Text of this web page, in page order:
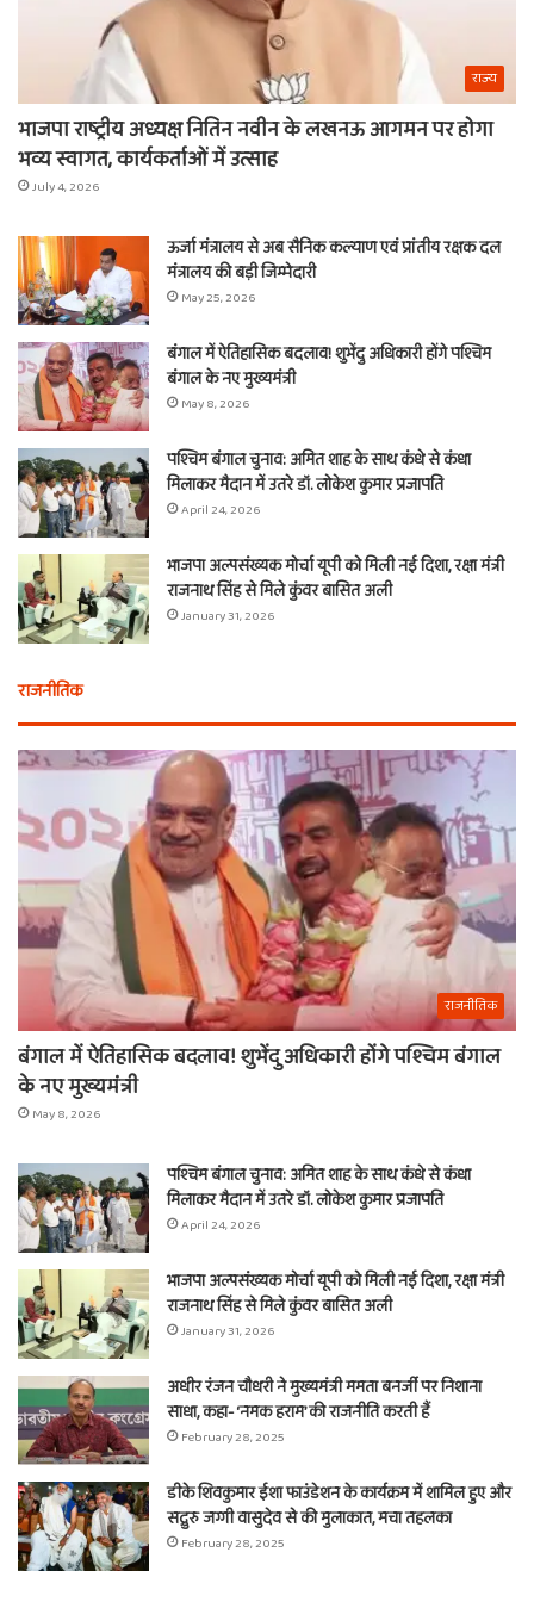
राज्य
भाजपा राष्ट्रीय अध्यक्ष नितिन नवीन के लखनऊ आगमन पर होगा
भव्य स्वागत, कार्यकर्ताओं में उत्साह
July 4, 2026
ऊर्जा मंत्रालय से अब सैनिक कल्याण एवं प्रांतीय रक्षक दल
मंत्रालय की बड़ी जिम्मेदारी
May 25, 2026
बंगाल में ऐतिहासिक बदलाव! शुभेंदु अधिकारी होंगे पश्चिम
बंगाल के नए मुख्यमंत्री
May 8, 2026
पश्चिम बंगाल चुनाव: अमित शाह के साथ कंधे से कंधा
मिलाकर मैदान में उतरे डॉ. लोकेश कुमार प्रजापति
April 24, 2026
भाजपा अल्पसंख्यक मोर्चा यूपी को मिली नई दिशा, रक्षा मंत्री
राजनाथ सिंह से मिले कुंवर बासित अली
January 31, 2026
राजनीतिक
राजनीतिक
बंगाल में ऐतिहासिक बदलाव! शुभेंदु अधिकारी होंगे पश्चिम बंगाल
के नए मुख्यमंत्री
May 8, 2026
पश्चिम बंगाल चुनाव: अमित शाह के साथ कंधे से कंधा
मिलाकर मैदान में उतरे डॉ. लोकेश कुमार प्रजापति
April 24, 2026
भाजपा अल्पसंख्यक मोर्चा यूपी को मिली नई दिशा, रक्षा मंत्री
राजनाथ सिंह से मिले कुंवर बासित अली
January 31, 2026
अधीर रंजन चौधरी ने मुख्यमंत्री ममता बनर्जी पर निशाना
साधा, कहा- ‘नमक हराम’ की राजनीति करती हैं
February 28, 2025
डीके शिवकुमार ईशा फाउंडेशन के कार्यक्रम में शामिल हुए और
सद्गुरु जग्गी वासुदेव से की मुलाकात, मचा तहलका
February 28, 2025